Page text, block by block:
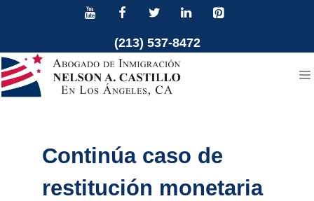
contenido
(213) 537-8472
Continúa caso de
restitución monetaria